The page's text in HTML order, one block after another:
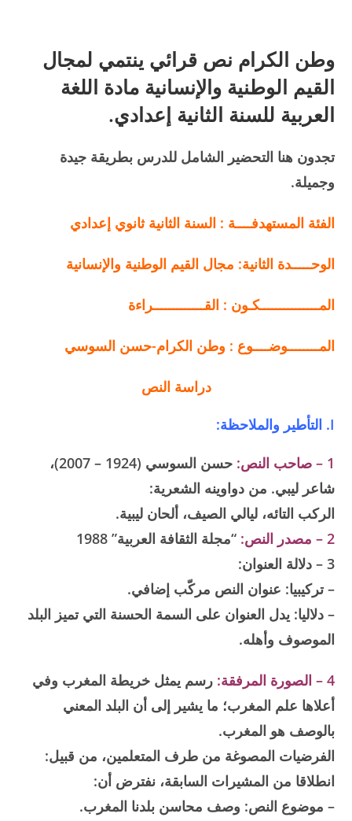
وطن الكرام نص قرائي ينتمي لمجال
القيم الوطنية والإنسانية مادة اللغة
العربية للسنة الثانية إعدادي.
تجدون هنا التحضير الشامل للدرس بطريقة جيدة
وجميلة.
الفئة المستهدفــــة : السنة الثانية ثانوي إعدادي
الوحـــــدة الثانية: مجال القيم الوطنية والإنسانية
المـــــــــــــــكـون : القـــــــــــــراءة
المــــــــوضــــوع : وطن الكرام-حسن السوسي
دراسة النص
I. التأطير والملاحظة:
1 – صاحب النص:
حسن السوسي (1924 – 2007)،
شاعر ليبي. من دواوينه الشعرية:
الركب التائه، ليالي الصيف، ألحان ليبية.
2 – مصدر النص:
“مجلة الثقافة العربية” 1988
3 – دلالة العنوان:
– تركيبيا: عنوان النص مركّب إضافي.
– دلاليا: يدل العنوان على السمة الحسنة التي تميز البلد
الموصوف وأهله.
4 – الصورة المرفقة:
رسم يمثل خريطة المغرب وفي
أعلاها علم المغرب؛ ما يشير إلى أن البلد المعني
بالوصف هو المغرب.
الفرضيات المصوغة من طرف المتعلمين، من قبيل:
انطلاقا من المشيرات السابقة، نفترض أن:
– موضوع النص: وصف محاسن بلدنا المغرب.